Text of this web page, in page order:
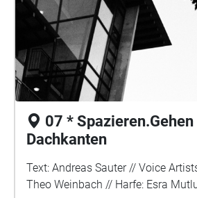
07 * Spazieren.Gehen
Dachkanten
Text: Andreas Sauter // Voice
Theo Weinbach // Harfe: Esra